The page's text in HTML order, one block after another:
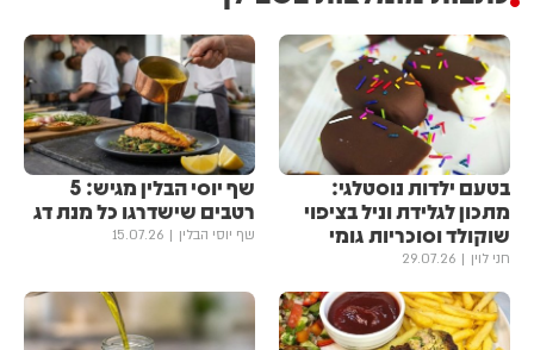
בטעם ילדות נוסטלגי:
מתכון לגלידת וניל בציפוי
שוקולד וסוכריות גומי
חני לוין 29.07.26
שף יוסי הבלין מגיש: 5
רטבים שישדרגו כל מנת דג
שף יוסי הבלין 15.07.26